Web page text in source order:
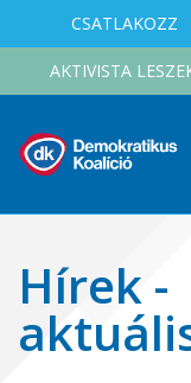
CSATLAKOZZ
AKTIVISTA
Hírek -